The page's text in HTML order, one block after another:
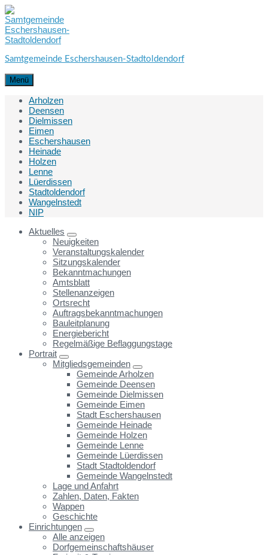
Skip
to
content
Skip
to
main
navigation
Skip
to
footer
Samtgemeinde Eschershausen-Stadtoldendorf
Menü
Arholzen
Deensen
Dielmissen
Eimen
Eschershausen
Heinade
Holzen
Lenne
Lüerdissen
Stadtoldendorf
Wangelnstedt
NIP
Aktuelles
Neuigkeiten
Veranstaltungskalender
Sitzungskalender
Bekanntmachungen
Amtsblatt
Stellenanzeigen
Ortsrecht
Auftragsbekanntmachungen
Bauleitplanung
Energiebericht
Regelmäßige Beflaggungstage
Portrait
Mitgliedsgemeinden
Gemeinde Arholzen
Gemeinde Deensen
Gemeinde Dielmissen
Gemeinde Eimen
Stadt Eschershausen
Gemeinde Heinade
Gemeinde Holzen
Gemeinde Lenne
Gemeinde Lüerdissen
Stadt Stadtoldendorf
Gemeinde Wangelnstedt
Lage und Anfahrt
Zahlen, Daten, Fakten
Wappen
Geschichte
Einrichtungen
Alle anzeigen
Dorfgemeinschaftshäuser